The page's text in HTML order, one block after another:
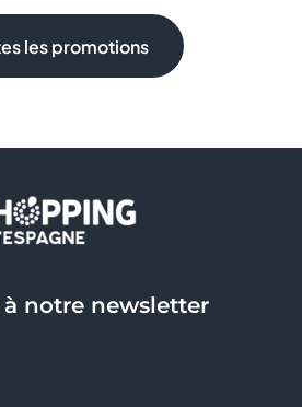
les promotions
notre newsletter